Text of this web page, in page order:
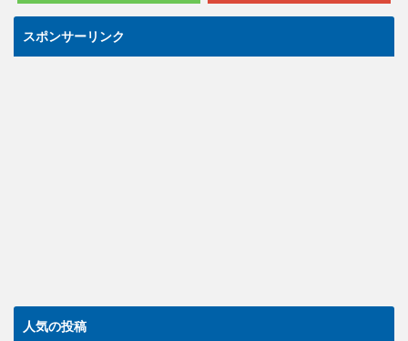
スポンサーリンク
人気の投稿